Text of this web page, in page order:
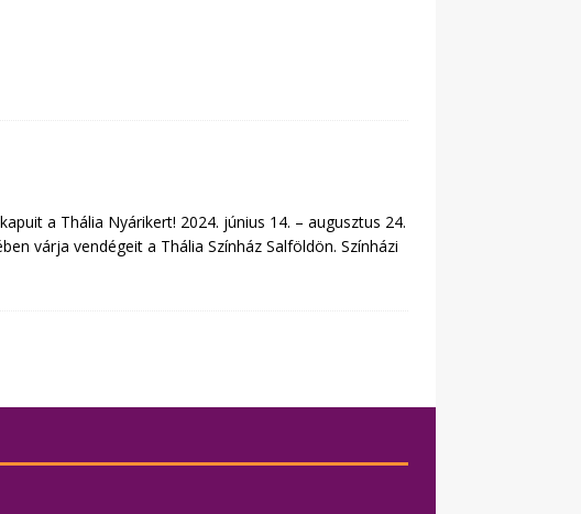
a Thália Nyárikert! 2024. június 14. – augusztus 24.
várja vendégeit a Thália Színház Salföldön. Színházi